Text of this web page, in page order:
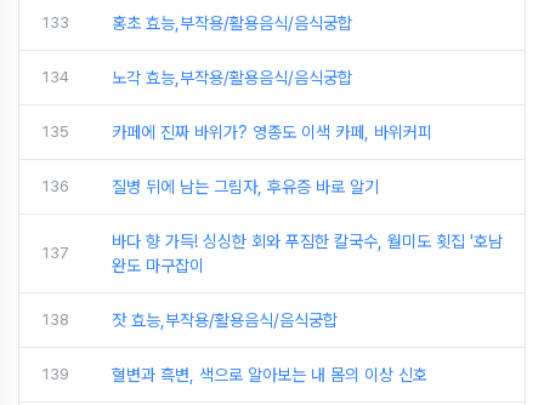
133 홍초 효능,부작용/활용음식/음식궁합
134 노각 효능,부작용/활용음식/음식궁합
135 카페에 진짜 바위가? 영종도 이색 카페, 바위커피
136 질병 뒤에 남는 그림자, 후유증 바로 알기
137
바다 향 가득! 싱싱한 회와 푸짐한 칼국수, 월미도 횟집 '호남
완도 마구잡이
138 잣 효능,부작용/활용음식/음식궁합
139 혈변과 흑변, 색으로 알아보는 내 몸의 이상 신호